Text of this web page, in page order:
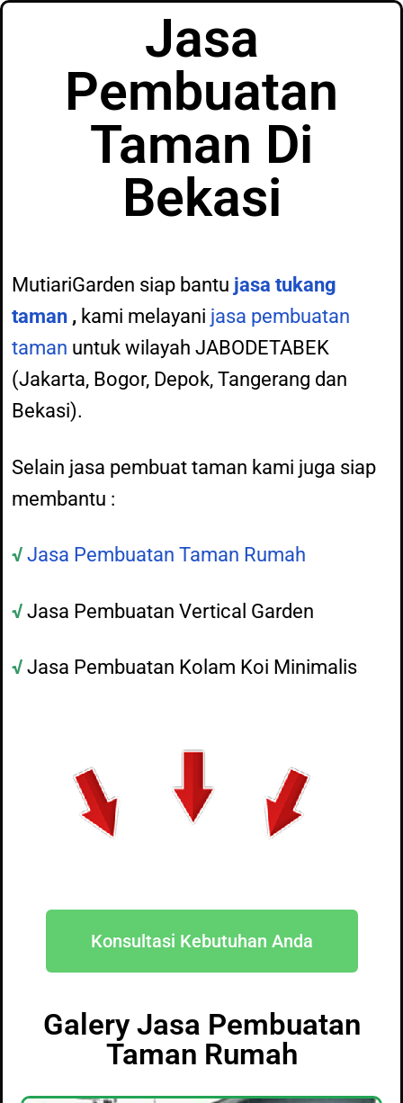
Jasa
Pembuatan
Taman Di
Bekasi
MutiariGarden siap bantu jasa tukang
taman , kami melayani jasa pembuatan
taman untuk wilayah JABODETABEK
(Jakarta, Bogor, Depok, Tangerang dan
Bekasi).
Selain jasa pembuat taman kami juga siap
membantu :
√ Jasa Pembuatan Taman Rumah
√ Jasa Pembuatan Vertical Garden
√ Jasa Pembuatan Kolam Koi Minimalis
Konsultasi Kebutuhan Anda
Galery Jasa Pembuatan
Taman Rumah